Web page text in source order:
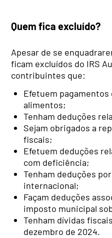
Quem fica excluído?
Apesar de se
ficam excluídos do IRS
contribuintes que:
Efetuem pagamentos
alimentos;
Tenham deduções
Sejam obrigados a
fiscais;
Efetuem deduções
com deficiência;
Tenham deduções
internacional;
Façam deduções
imposto municipal
Tenham dívidas
dezembro de 2024.